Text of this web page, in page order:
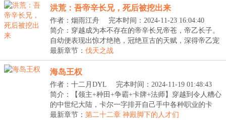
洪荒：吾帝辛长兄，死后被挖出来
作者：烟雨江舟
完本时间：2024-11-23 16:04:40
简介：穿越成为本不存在的帝辛长兄帝苍，帝乙长子。
自幼便表现出惊才绝艳，冠绝亘古的天赋，深得帝乙宠
爱...
最新章节： 伐天之战
海岛王权
作者：十二月DYL
完本时间：2024-11-19 01:48:43
简介：【领主+种田+争霸+卡牌+法师】穿越到令人糟心
的中世纪大陆，卡尔一字排开自己手中各种职业的卡
牌。...
最新章节： 第二十二章 神殿脚下的人才们